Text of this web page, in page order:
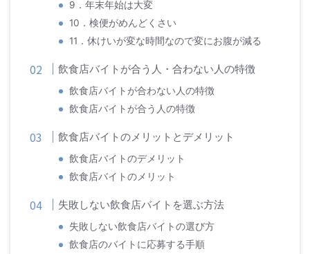
9．年末年始は大変
10．検便がめんどくさい
11．休けいが変な時間なので変にお腹が減る
飲食店バイトが合う人・合わない人の特徴
飲食店バイトが合わない人の特徴
飲食店バイトが合う人の特徴
飲食店バイトのメリットとデメリット
飲食店バイトのデメリット
飲食店バイトのメリット
失敗しない飲食店バイトを選ぶ方法
失敗しない飲食店バイトの選び方
飲食店のバイトに応募する手順